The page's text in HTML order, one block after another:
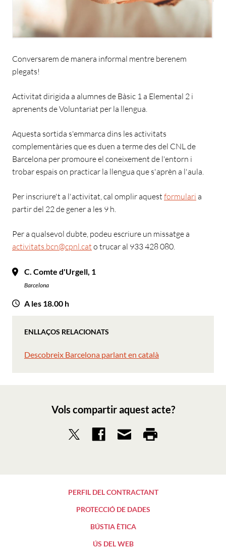
Conversarem de manera informal mentre berenem
plegats!
Activitat dirigida a alumnes de Bàsic 1 a Elemental 2 i
aprenents de Voluntariat per la llengua.
Aquesta sortida s'emmarca dins les activitats
complementàries que es duen a terme des del CNL de
Barcelona per promoure el coneixement de l'entorn i
trobar espais on practicar la llengua que s'aprèn a l'aula.
Per inscriure't a l'activitat, cal omplir aquest formulari a
partir del 22 de gener a les 9 h.
Per a qualsevol dubte, podeu escriure un missatge a
activitats.bcn@cpnl.cat o trucar al 933 428 080.
C. Comte d'Urgell, 1
Barcelona
A les 18.00 h
ENLLAÇOS RELACIONATS
Descobreix Barcelona parlant en català
Vols compartir aquest acte?
PERFIL DEL CONTRACTANT
PROTECCIÓ DE DADES
BÚSTIA ÈTICA
ÚS DEL WEB